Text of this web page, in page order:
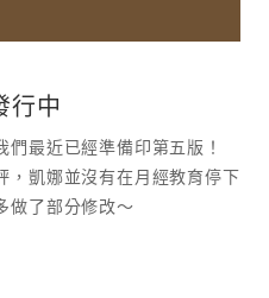
行中
最近已經準備印第五版！
，凱娜並沒有在月經教育停下
做了部分修改～